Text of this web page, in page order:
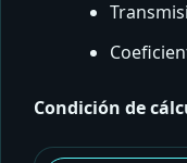
Condición de